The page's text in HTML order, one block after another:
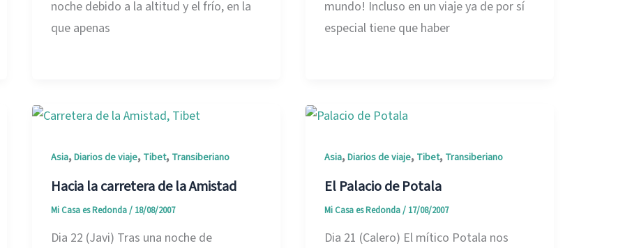
noche debido a la altitud y el frío, en la
que apenas
mundo! Incluso en un viaje ya de por sí
especial tiene que haber
Asia,Diarios de viaje, Tibet, Transiberiano
Hacia la carretera de la Amistad
Mi Casa es Redonda/ 18/08/2007
Dia 22 (Javi) Tras una noche de
Asia,Diarios de viaje, Tibet, Transiberiano
El Palacio de Potala
Mi Casa es Redonda/ 17/08/2007
Dia 21 (Calero) El mítico Potala nos